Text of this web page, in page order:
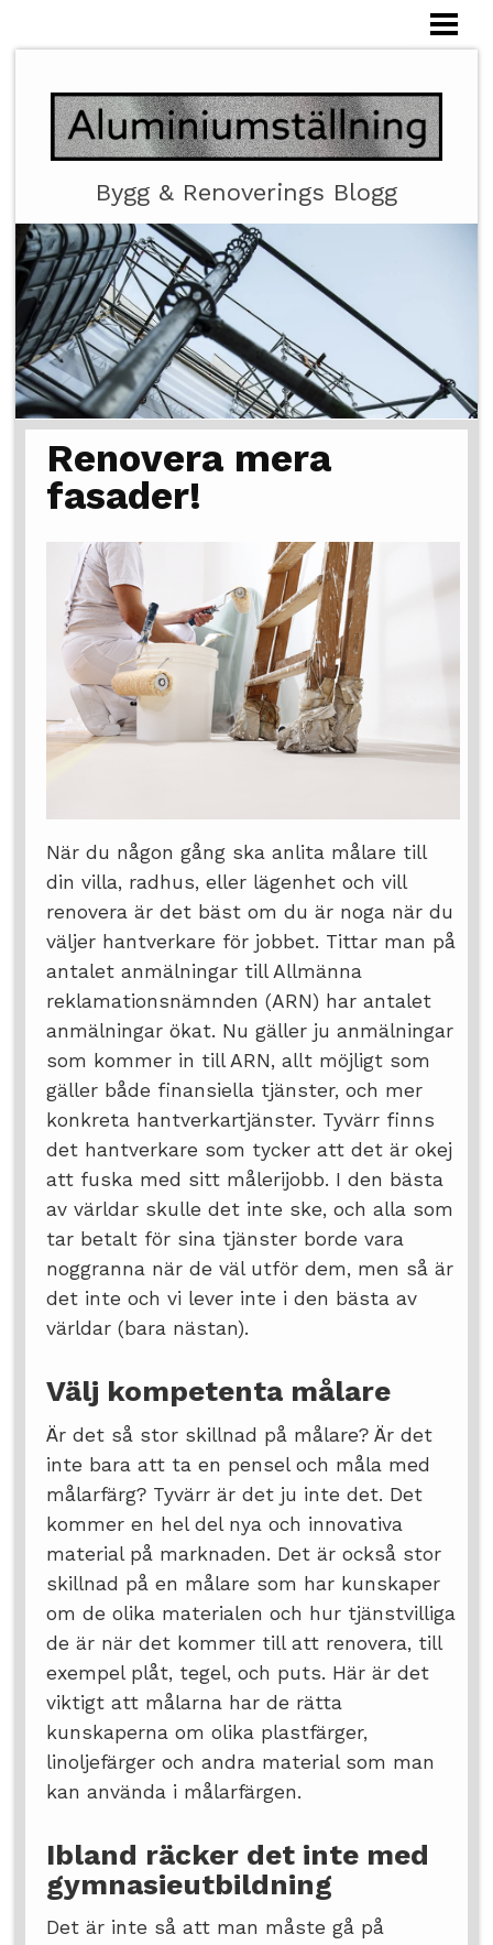
Bygg & Renoverings Blogg
Renovera mera
fasader!
När du någon gång ska anlita målare till
din villa, radhus, eller lägenhet och vill
renovera är det bäst om du är noga när du
väljer hantverkare för jobbet. Tittar man på
antalet anmälningar till Allmänna
reklamationsnämnden (ARN) har antalet
anmälningar ökat. Nu gäller ju anmälningar
som kommer in till ARN, allt möjligt som
gäller både finansiella tjänster, och mer
konkreta hantverkartjänster. Tyvärr finns
det hantverkare som tycker att det är okej
att fuska med sitt målerijobb. I den bästa
av världar skulle det inte ske, och alla som
tar betalt för sina tjänster borde vara
noggranna när de väl utför dem, men så är
det inte och vi lever inte i den bästa av
världar (bara nästan).
Välj kompetenta målare
Är det så stor skillnad på målare? Är det
inte bara att ta en pensel och måla med
målarfärg? Tyvärr är det ju inte det. Det
kommer en hel del nya och innovativa
material på marknaden. Det är också stor
skillnad på en målare som har kunskaper
om de olika materialen och hur tjänstvilliga
de är när det kommer till att renovera, till
exempel plåt, tegel, och puts. Här är det
viktigt att målarna har de rätta
kunskaperna om olika plastfärger,
linoljefärger och andra material som man
kan använda i målarfärgen.
Ibland räcker det inte med
gymnasieutbildning
Det är inte så att man måste gå på